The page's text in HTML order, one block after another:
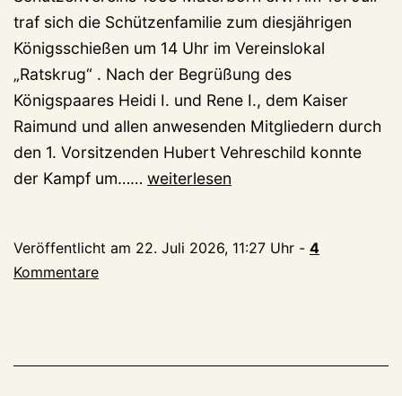
traf sich die Schützenfamilie zum diesjährigen
Königsschießen um 14 Uhr im Vereinslokal
„Ratskrug“ . Nach der Begrüßung des
Königspaares Heidi I. und Rene I., dem Kaiser
Raimund und allen anwesenden Mitgliedern durch
den 1. Vorsitzenden Hubert Vehreschild konnte
der Kampf um…… Hubert
König
weiterlesen
Veröffentlicht am 22. Juli 2026, 11:27 Uhr - 4
Kommentare